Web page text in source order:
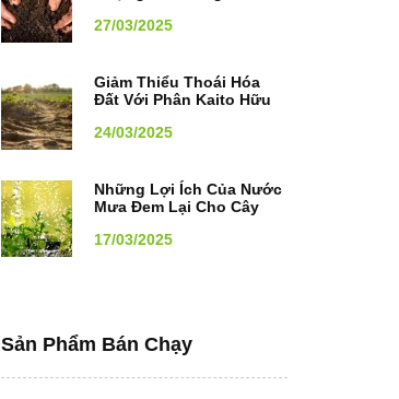
27/03/2025
Giảm Thiểu Thoái Hóa
Đất Với Phân Kaito Hữu
24/03/2025
Những Lợi Ích Của Nước
Mưa Đem Lại Cho Cây
17/03/2025
Sản Phẩm Bán Chạy